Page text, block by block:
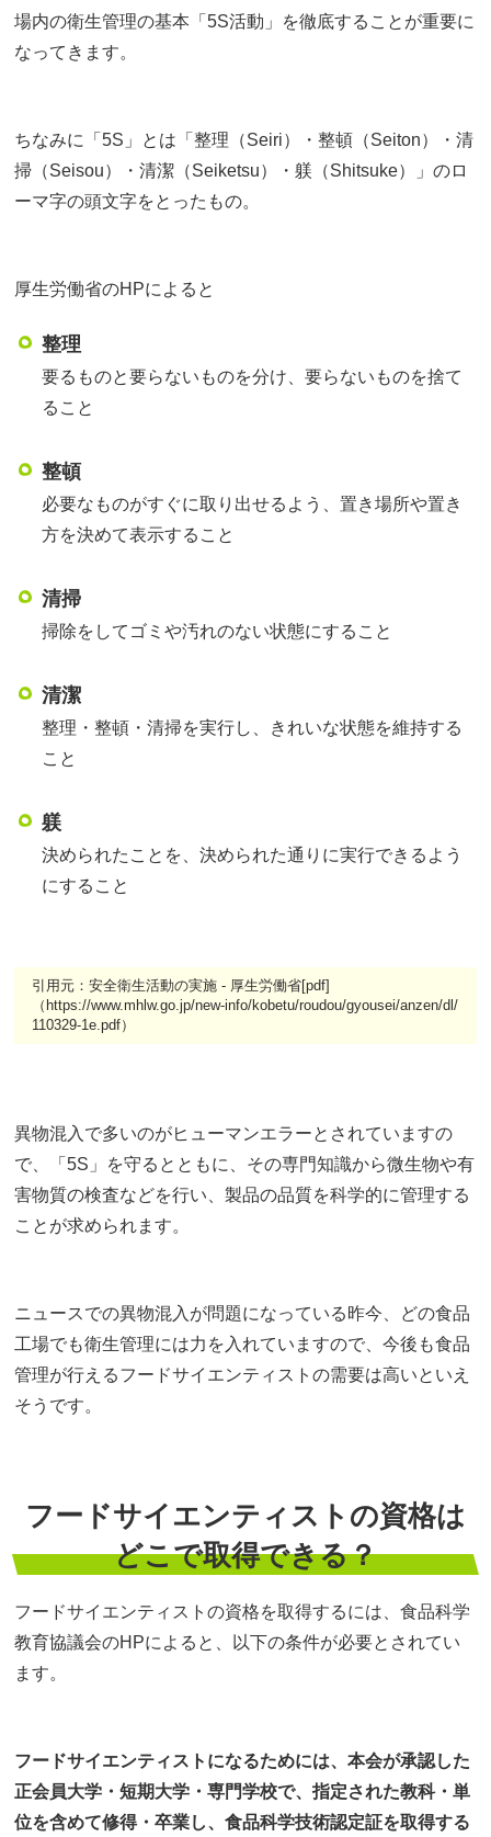
場内の衛生管理の基本「5S活動」を徹底することが重要に
なってきます。
ちなみに「5S」とは「整理（Seiri）・整頓（Seiton）・清
掃（Seisou）・清潔（Seiketsu）・躾（Shitsuke）」のロ
ーマ字の頭文字をとったもの。
厚生労働省のHPによると
整理
要るものと要らないものを分け、要らないものを捨て
ること
整頓
必要なものがすぐに取り出せるよう、置き場所や置き
方を決めて表示すること
清掃
掃除をしてゴミや汚れのない状態にすること
清潔
整理・整頓・清掃を実行し、きれいな状態を維持する
こと
躾
決められたことを、決められた通りに実行できるよう
にすること
引用元：安全衛生活動の実施 - 厚生労働省[pdf]
（https://www.mhlw.go.jp/new-info/kobetu/roudou/gyousei/anzen/dl/
110329-1e.pdf）
異物混入で多いのがヒューマンエラーとされていますの
で、「5S」を守るとともに、その専門知識から微生物や有
害物質の検査などを行い、製品の品質を科学的に管理する
ことが求められます。
ニュースでの異物混入が問題になっている昨今、どの食品
工場でも衛生管理には力を入れていますので、今後も食品
管理が行えるフードサイエンティストの需要は高いといえ
そうです。
フードサイエンティストの資格は
どこで取得できる？
フードサイエンティストの資格を取得するには、食品科学
教育協議会のHPによると、以下の条件が必要とされてい
ます。
フードサイエンティストになるためには、本会が承認した
正会員大学・短期大学・専門学校で、指定された教科・単
位を含めて修得・卒業し、食品科学技術認定証を取得する